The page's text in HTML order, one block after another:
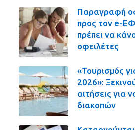
Παραγραφή
προς τον e-
πρέπει να
οφειλέτες
«Τουρισμός
2026»:
αιτήσεις για
διακοπών